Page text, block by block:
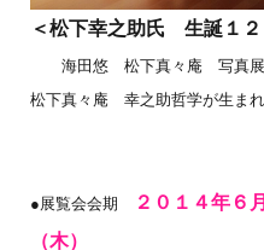
＜松下幸之助氏 生誕１２
海田悠 松下真々庵 写真展
松下真々庵 幸之助哲学が生ま
●展覧会会期
２０１４年６
（木）